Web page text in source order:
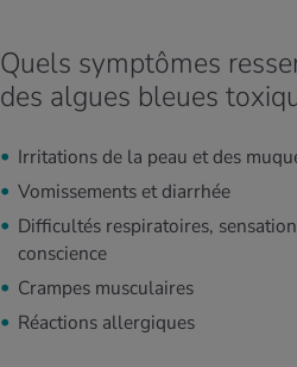
Quels symptômes
des algues bleues
Irritations de la peau et des
Vomissements et diarrhée
Difficultés respiratoires,
conscience
Crampes musculaires
Réactions allergiques